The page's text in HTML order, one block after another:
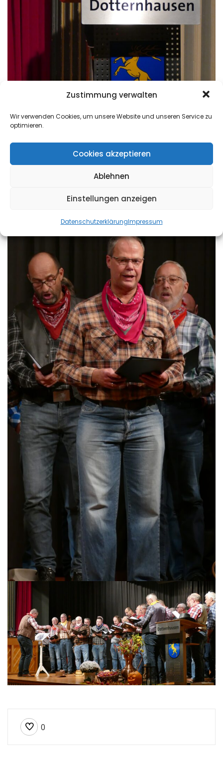
Zustimmung verwalten
Wir verwenden Cookies, um unsere Website und unseren Service zu
optimieren.
Cookies akzeptieren
Ablehnen
Einstellungen anzeigen
DatenschutzerklärungImpressum
0